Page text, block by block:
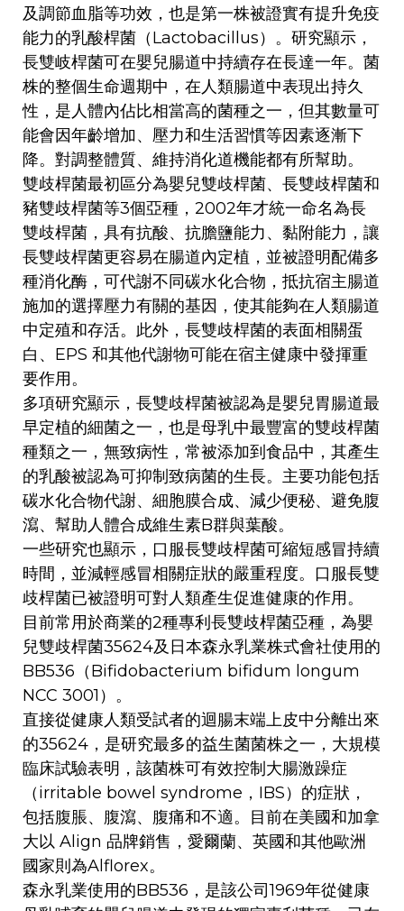
及調節血脂等功效，也是第一株被證實有提升免疫
能力的乳酸桿菌（Lactobacillus）。研究顯示，
長雙岐桿菌可在嬰兒腸道中持續存在長達一年。菌
株的整個生命週期中，在人類腸道中表現出持久
性，是人體內佔比相當高的菌種之一，但其數量可
能會因年齡增加、壓力和生活習慣等因素逐漸下
降。對調整體質、維持消化道機能都有所幫助。
雙歧桿菌最初區分為嬰兒雙歧桿菌、長雙歧桿菌和
豬雙歧桿菌等3個亞種，2002年才統一命名為長
雙歧桿菌，具有抗酸、抗膽鹽能力、黏附能力，讓
長雙歧桿菌更容易在腸道內定植，並被證明配備多
種消化酶，可代謝不同碳水化合物，抵抗宿主腸道
施加的選擇壓力有關的基因，使其能夠在人類腸道
中定殖和存活。此外，長雙歧桿菌的表面相關蛋
白、EPS 和其他代謝物可能在宿主健康中發揮重
要作用。
多項研究顯示，長雙歧桿菌被認為是嬰兒胃腸道最
早定植的細菌之一，也是母乳中最豐富的雙歧桿菌
種類之一，無致病性，常被添加到食品中，其產生
的乳酸被認為可抑制致病菌的生長。主要功能包括
碳水化合物代謝、細胞膜合成、減少便秘、避免腹
瀉、幫助⼈體合成維生素B群與葉酸。
一些研究也顯示，口服長雙歧桿菌可縮短感冒持續
時間，並減輕感冒相關症狀的嚴重程度。口服長雙
歧桿菌已被證明可對人類產生促進健康的作用。
目前常用於商業的2種專利長雙歧桿菌亞種，為嬰
兒雙歧桿菌35624及日本森永乳業株式會社使用的
BB536（Bifidobacterium bifidum longum
NCC 3001）。
直接從健康人類受試者的迴腸末端上皮中分離出來
的35624，是研究最多的益生菌菌株之一，大規模
臨床試驗表明，該菌株可有效控制大腸激躁症
（irritable bowel syndrome，IBS）的症狀，
包括腹脹、腹瀉、腹痛和不適。目前在美國和加拿
大以 Align 品牌銷售，愛爾蘭、英國和其他歐洲
國家則為Alflorex。
森永乳業使用的BB536，是該公司1969年從健康